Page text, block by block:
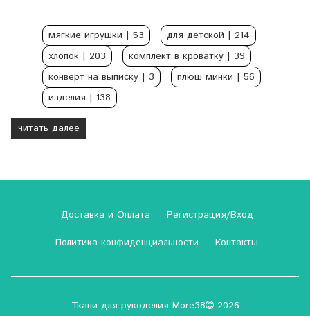
мягкие игрушки | 53 для детской | 214
хлопок | 203 комплект в кроватку | 39
конверт на выписку | 3 плюш минки | 56
изделия | 138
читать далее
Доставка и Оплата
Регистрация/Вход
Политика конфиденциальности
Контакты
Ткани для рукоделия More38 2026